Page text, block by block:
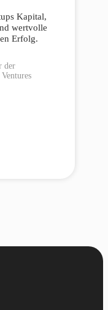
Kapital,
wertvolle
Erfolg.
der